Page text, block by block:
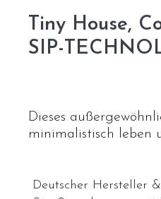
Tiny House,
SIP-
Dieses
minimalistisch leben
Deutscher Hersteller